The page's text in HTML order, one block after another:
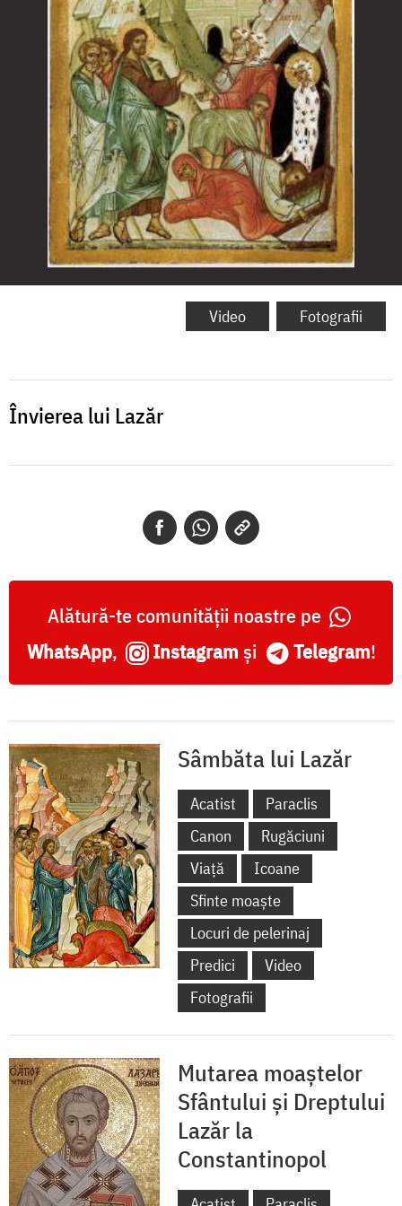
Învierea
Video Fotografii
Învierea lui Lazăr
Alătură-te comunității noastre pe
WhatsApp, Instagram și Telegram!
Sâmbăta lui Lazăr
Acatist
Paraclis
Canon
Rugăciuni
Viață
Icoane
Sfinte moaște
Locuri de pelerinaj
Predici
Video
Fotografii
Mutarea moaștelor
Sfântului și Dreptului
Lazăr la
Constantinopol